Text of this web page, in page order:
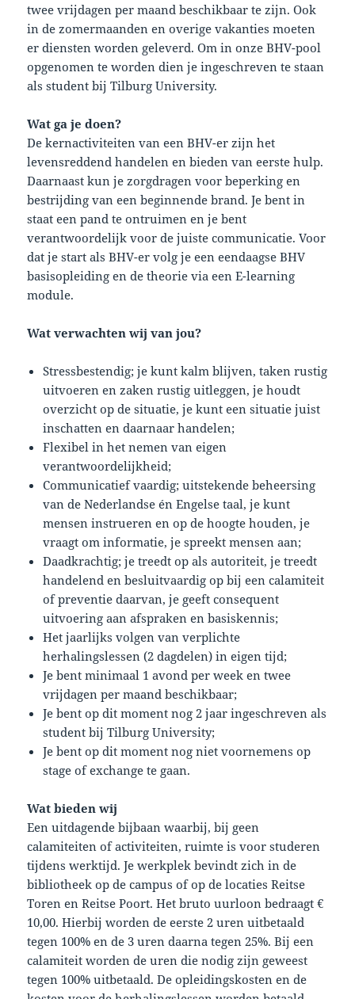
twee vrijdagen per maand beschikbaar te zijn. Ook
in de zomermaanden en overige vakanties moeten
er diensten worden geleverd. Om in onze BHV-pool
opgenomen te worden dien je ingeschreven te staan
als student bij Tilburg University.
Wat ga je doen?
De kernactiviteiten van een BHV-er zijn het
levensreddend handelen en bieden van eerste hulp.
Daarnaast kun je zorgdragen voor beperking en
bestrijding van een beginnende brand. Je bent in
staat een pand te ontruimen en je bent
verantwoordelijk voor de juiste communicatie. Voor
dat je start als BHV-er volg je een eendaagse BHV
basisopleiding en de theorie via een E-learning
module.
Wat verwachten wij van jou?
Stressbestendig; je kunt kalm blijven, taken rustig
uitvoeren en zaken rustig uitleggen, je houdt
overzicht op de situatie, je kunt een situatie juist
inschatten en daarnaar handelen;
Flexibel in het nemen van eigen
verantwoordelijkheid;
Communicatief vaardig; uitstekende beheersing
van de Nederlandse én Engelse taal, je kunt
mensen instrueren en op de hoogte houden, je
vraagt om informatie, je spreekt mensen aan;
Daadkrachtig; je treedt op als autoriteit, je treedt
handelend en besluitvaardig op bij een calamiteit
of preventie daarvan, je geeft consequent
uitvoering aan afspraken en basiskennis;
Het jaarlijks volgen van verplichte
herhalingslessen (2 dagdelen) in eigen tijd;
Je bent minimaal 1 avond per week en twee
vrijdagen per maand beschikbaar;
Je bent op dit moment nog 2 jaar ingeschreven als
student bij Tilburg University;
Je bent op dit moment nog niet voornemens op
stage of exchange te gaan.
Wat bieden wij
Een uitdagende bijbaan waarbij, bij geen
calamiteiten of activiteiten, ruimte is voor studeren
tijdens werktijd. Je werkplek bevindt zich in de
bibliotheek op de campus of op de locaties Reitse
Toren en Reitse Poort. Het bruto uurloon bedraagt €
10,00. Hierbij worden de eerste 2 uren uitbetaald
tegen 100% en de 3 uren daarna tegen 25%. Bij een
calamiteit worden de uren die nodig zijn geweest
tegen 100% uitbetaald. De opleidingskosten en de